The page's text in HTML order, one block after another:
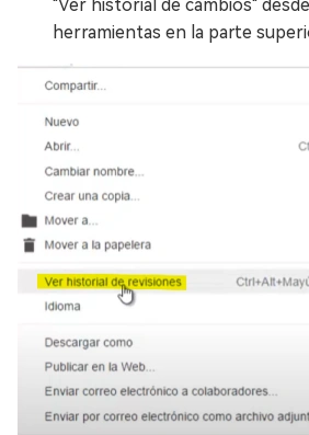
"Ver historial de cambios"
herramientas en la parte